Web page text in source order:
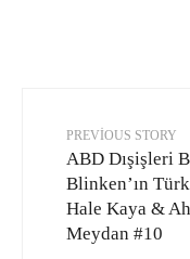
PREVIOUS STORY
ABD Dışişleri
Blinken’ın
Hale Kaya &
Meydan #10